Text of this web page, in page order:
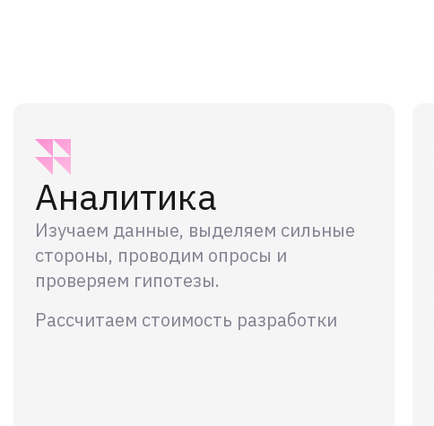
Аналитика
Изучаем данные, выделяем сильные
стороны, проводим опросы и
проверяем гипотезы.
Рассчитаем стоимость разработки